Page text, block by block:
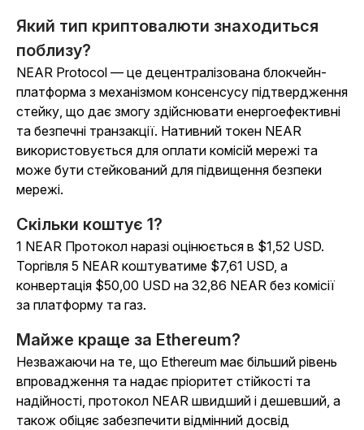
Який тип криптовалюти знаходиться
поблизу?
NEAR Protocol — це децентралізована блокчейн-
платформа з механізмом консенсусу підтвердження
стейку, що дає змогу здійснювати енергоефективні
та безпечні транзакції. Нативний токен NEAR
використовується для оплати комісій мережі та
може бути стейкований для підвищення безпеки
мережі.
Скільки коштує 1?
1 NEAR Протокол наразі оцінюється в $1,52 USD.
Торгівля 5 NEAR коштуватиме $7,61 USD, а
конвертація $50,00 USD на 32,86 NEAR без комісії
за платформу та газ.
Майже краще за Ethereum?
Незважаючи на те, що Ethereum має більший рівень
впровадження та надає пріоритет стійкості та
надійності, протокол NEAR швидший і дешевший, а
також обіцяє забезпечити відмінний досвід